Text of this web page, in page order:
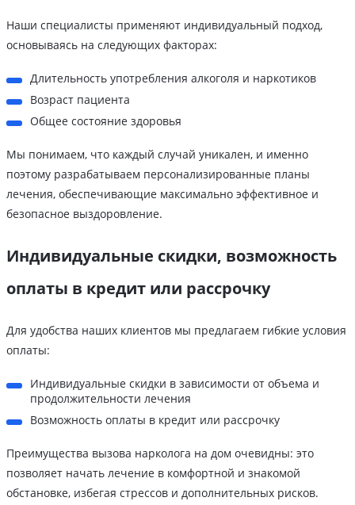
Наши специалисты применяют индивидуальный подход,
основываясь на следующих факторах:
Длительность употребления алкоголя и наркотиков
Возраст пациента
Общее состояние здоровья
Мы понимаем, что каждый случай уникален, и именно
поэтому разрабатываем персонализированные планы
лечения, обеспечивающие максимально эффективное и
безопасное выздоровление.
Индивидуальные скидки, возможность
оплаты в кредит или рассрочку
Для удобства наших клиентов мы предлагаем гибкие условия
оплаты:
Индивидуальные скидки в зависимости от объема и
продолжительности лечения
Возможность оплаты в кредит или рассрочку
Преимущества вызова нарколога на дом очевидны: это
позволяет начать лечение в комфортной и знакомой
обстановке, избегая стрессов и дополнительных рисков.